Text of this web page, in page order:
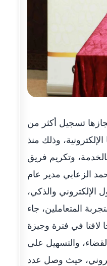
تسجيل أكثر من
وذلك منذ
وتكريم فريق
الزعابي مدير عام
والذكي،
المتعاملين، جاء
في فترة وجيزة
والتسهيل على
حيث وصل عدد